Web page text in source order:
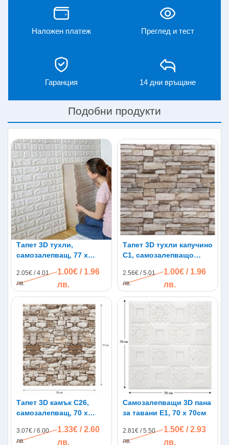
Наложен платеж Преглед и тест
Гаранция 14 дни връщане
Подобни продукти
Тапет 3D тухли,
самозалепващ, 77 х
2.05€ / 4.01
лв.
1.00€ / 1.96
лв.
Тапет 3D тухли капучино
C1, самозалепващo
2.56€ / 5.01
лв.
1.00€ / 1.96
лв.
Тапет 3D камък C26,
самозалепващ, 70 х
3.07€ / 6.00
лв.
1.33€ / 2.60
лв.
Самозалепващи 3D пана
за тавани E1, 70 х 70см
2.81€ / 5.50
лв.
1.50€ / 2.93
лв.